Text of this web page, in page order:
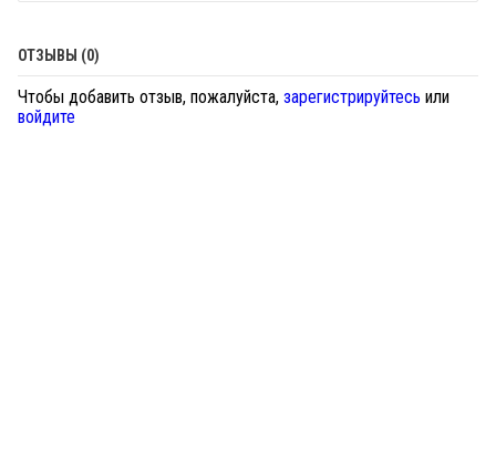
ОТЗЫВЫ (0)
Чтобы добавить отзыв, пожалуйста, зарегистрируйтесь или
войдите